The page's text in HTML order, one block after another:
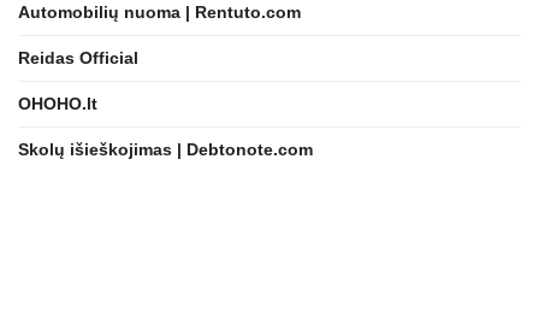
Automobilių nuoma | Rentuto.com
Reidas Official
OHOHO.lt
Skolų išieškojimas | Debtonote.com